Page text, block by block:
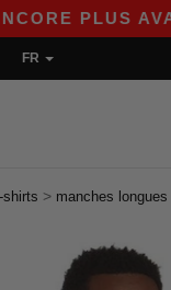
FR
shirts > manches longues